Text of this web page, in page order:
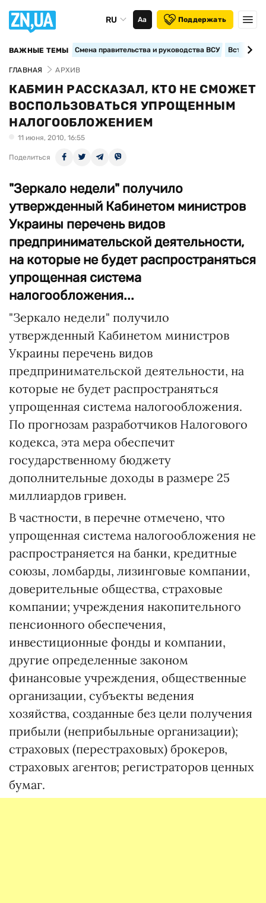
RU Аа Поддержать
ВАЖНЫЕ ТЕМЫ Смена правительства и руководства ВСУ
ГЛАВНАЯ АРХИВ
КАБМИН РАССКАЗАЛ, КТО НЕ СМОЖЕТ
ВОСПОЛЬЗОВАТЬСЯ УПРОЩЕННЫМ
НАЛОГООБЛОЖЕНИЕМ
11 июня, 2010, 16:55
Поделиться
"Зеркало недели" получило
утвержденный Кабинетом министров
Украины перечень видов
предпринимательской деятельности,
на которые не будет распространяться
упрощенная система
налогообложения...
"Зеркало недели" получило
утвержденный Кабинетом министров
Украины перечень видов
предпринимательской деятельности, на
которые не будет распространяться
упрощенная система налогообложения.
По прогнозам разработчиков Налогового
кодекса, эта мера обеспечит
государственному бюджету
дополнительные доходы в размере 25
миллиардов гривен.
В частности, в перечне отмечено, что
упрощенная система налогообложения не
распространяется на банки, кредитные
союзы, ломбарды, лизинговые компании,
доверительные общества, страховые
компании; учреждения накопительного
пенсионного обеспечения,
инвестиционные фонды и компании,
другие определенные законом
финансовые учреждения, общественные
организации, субъекты ведения
хозяйства, созданные без цели получения
прибыли (неприбыльные организации);
страховых (перестраховых) брокеров,
страховых агентов; регистраторов ценных
бумаг.